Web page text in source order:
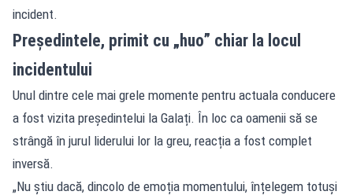
incident.
Președintele, primit cu „huo” chiar la locul
incidentului
Unul dintre cele mai grele momente pentru actuala conducere
a fost vizita președintelui la Galați. În loc ca oamenii să se
strângă în jurul liderului lor la greu, reacția a fost complet
inversă.
„Nu știu dacă, dincolo de emoția momentului, înțelegem totuși